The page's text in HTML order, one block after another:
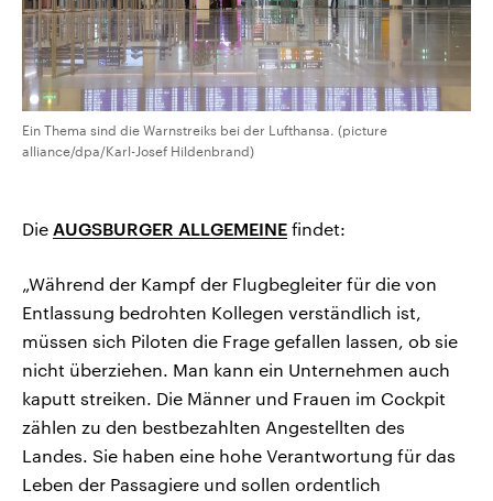
Ein Thema sind die Warnstreiks bei der Lufthansa. (picture
alliance/dpa/Karl-Josef Hildenbrand)
Die AUGSBURGER ALLGEMEINE findet:
„Während der Kampf der Flugbegleiter für die von
Entlassung bedrohten Kollegen verständlich ist,
müssen sich Piloten die Frage gefallen lassen, ob sie
nicht überziehen. Man kann ein Unternehmen auch
kaputt streiken. Die Männer und Frauen im Cockpit
zählen zu den bestbezahlten Angestellten des
Landes. Sie haben eine hohe Verantwortung für das
Leben der Passagiere und sollen ordentlich